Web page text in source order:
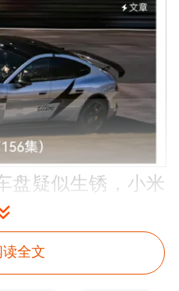
盘疑似生锈，小米
临。同一天，小米
雷军发布
微博
入雨季，大家一定
读全文